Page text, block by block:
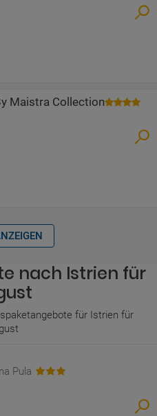
Maistra Collection
nach Istrien für
für Istrien für
Pula